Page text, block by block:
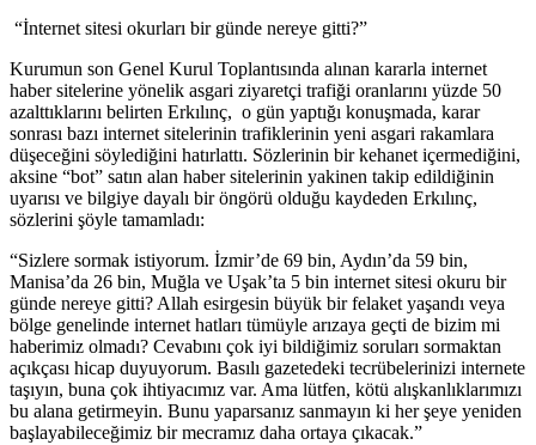
“İnternet sitesi okurları bir günde nereye gitti?”
Kurumun son Genel Kurul Toplantısında alınan kararla internet
haber sitelerine yönelik asgari ziyaretçi trafiği oranlarını yüzde 50
azalttıklarını belirten Erkılınç, o gün yaptığı konuşmada, karar
sonrası bazı internet sitelerinin trafiklerinin yeni asgari rakamlara
düşeceğini söylediğini hatırlattı. Sözlerinin bir kehanet içermediğini,
aksine “bot” satın alan haber sitelerinin yakinen takip edildiğinin
uyarısı ve bilgiye dayalı bir öngörü olduğu kaydeden Erkılınç,
sözlerini şöyle tamamladı:
“Sizlere sormak istiyorum. İzmir’de 69 bin, Aydın’da 59 bin,
Manisa’da 26 bin, Muğla ve Uşak’ta 5 bin internet sitesi okuru bir
günde nereye gitti? Allah esirgesin büyük bir felaket yaşandı veya
bölge genelinde internet hatları tümüyle arızaya geçti de bizim mi
haberimiz olmadı? Cevabını çok iyi bildiğimiz soruları sormaktan
açıkçası hicap duyuyorum. Basılı gazetedeki tecrübelerinizi internete
taşıyın, buna çok ihtiyacımız var. Ama lütfen, kötü alışkanlıklarımızı
bu alana getirmeyin. Bunu yaparsanız sanmayın ki her şeye yeniden
başlayabileceğimiz bir mecramız daha ortaya çıkacak.”